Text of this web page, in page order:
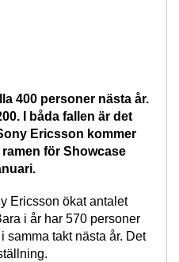
400 personer nästa år.
I båda fallen är det
Ericsson kommer
för Showcase
Ericsson ökat antalet
i år har 570 personer
samma takt nästa år. Det